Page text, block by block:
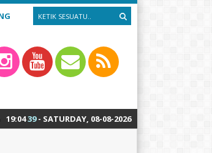
19:0440- SATURDAY, 08-08-2026
Berat – Teknik Sepeda Motor – Teknik